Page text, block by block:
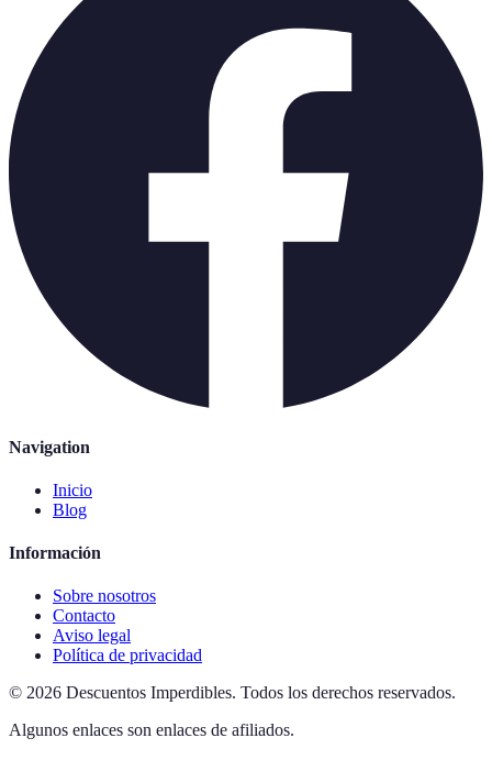
Navigation
Inicio
Blog
Información
Sobre nosotros
Contacto
Aviso legal
Política de privacidad
© 2026 Descuentos Imperdibles. Todos los derechos reservados.
Algunos enlaces son enlaces de afiliados.